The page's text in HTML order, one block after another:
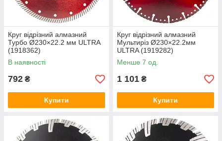
Круг відрізний алмазний
Турбо Ø230×22.2 мм ULTRA
(1918362)
В наявності
792 ₴
Купити
Круг відрізний алмазний
Мультиріз Ø230×22.2мм
ULTRA (1919282)
Менше 7 од.
1 101 ₴
Купити